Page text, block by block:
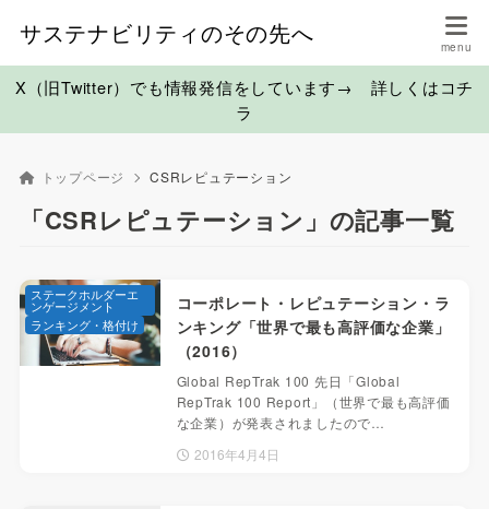
サステナビリティのその先へ
X（旧Twitter）でも情報発信をしています→ 詳しくはコチ
ラ
トップページ CSRレピュテーション
「CSRレピュテーション」の記事一覧
コーポレート・レピュテーション・ラ
ンキング「世界で最も高評価な企業」
（2016）
Global RepTrak 100 先日「Global
RepTrak 100 Report」（世界で最も高評価
な企業）が発表されましたので…
2016年4月4日
ステークホルダーエ
ンゲージメント
ランキング・格付け